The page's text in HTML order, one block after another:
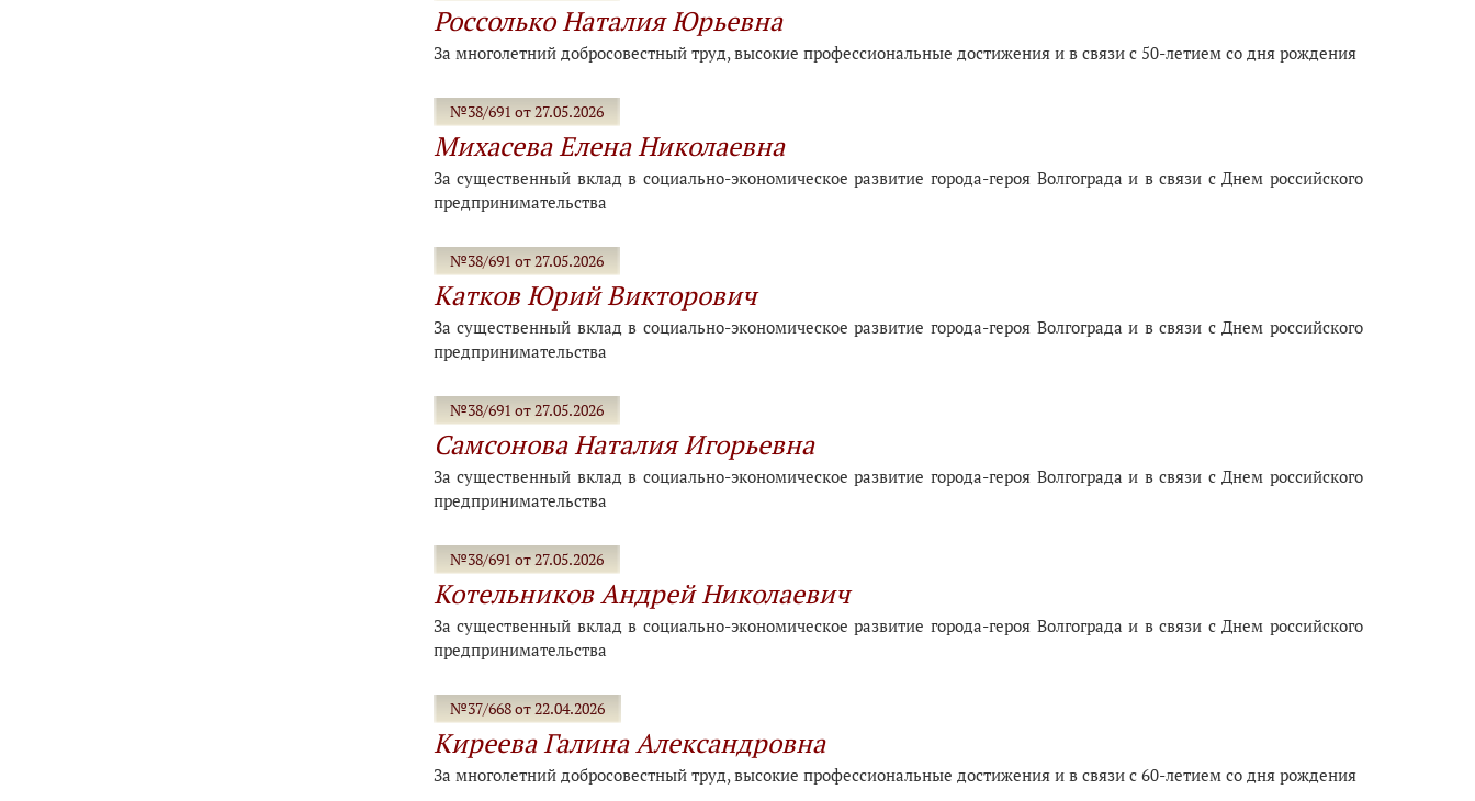
Россолько Наталия Юрьевна
За многолетний добросовестный труд, высокие профессиональные достижения и в связи с 50-летием со дня рождения
№38/691 от 27.05.2026
Михасева Елена Николаевна
За существенный вклад в социально-экономическое развитие города-героя Волгограда и в связи с Днем российского
предпринимательства
№38/691 от 27.05.2026
Катков Юрий Викторович
За существенный вклад в социально-экономическое развитие города-героя Волгограда и в связи с Днем российского
предпринимательства
№38/691 от 27.05.2026
Самсонова Наталия Игорьевна
За существенный вклад в социально-экономическое развитие города-героя Волгограда и в связи с Днем российского
предпринимательства
№38/691 от 27.05.2026
Котельников Андрей Николаевич
За существенный вклад в социально-экономическое развитие города-героя Волгограда и в связи с Днем российского
предпринимательства
№37/668 от 22.04.2026
Киреева Галина Александровна
За многолетний добросовестный труд, высокие профессиональные достижения и в связи с 60-летием со дня рождения